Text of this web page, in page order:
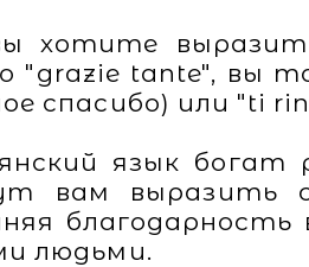
хотите
"grazie tante", вы
спасибо) или "ti
язык богат
вам выразить
людьми.